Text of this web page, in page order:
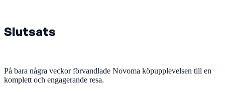
Slutsats
På bara några veckor förvandlade Novoma köpupplevelsen till en
komplett och engagerande resa.